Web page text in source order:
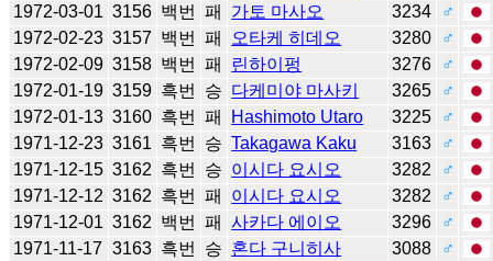
1972-03-01 3156 백번 패 가토 마사오 3234
♂
1972-02-23 3157 백번 패 오타케 히데오 3280
♂
1972-02-09 3158 백번 패 린하이펑 3276
♂
1972-01-19 3159 흑번 승 다케미야 마사키 3265
♂
1972-01-13 3160 흑번 패 Hashimoto Utaro 3225
♂
1971-12-23 3161 흑번 승 Takagawa Kaku 3163
♂
1971-12-15 3162 흑번 승 이시다 요시오 3282
♂
1971-12-12 3162 흑번 패 이시다 요시오 3282
♂
1971-12-01 3162 백번 패 사카다 에이오 3296
♂
1971-11-17 3163 흑번 승 혼다 구니히사 3088
♂